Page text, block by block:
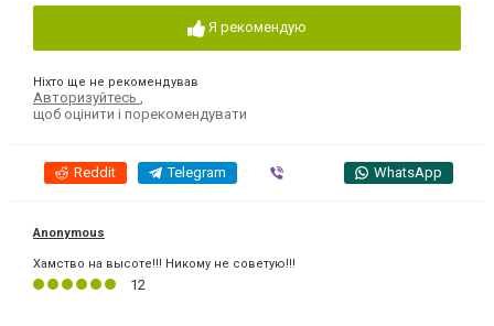
Я рекомендую
Ніхто ще не рекомендував
Авторизуйтесь
щоб оцінити і порекомендувати
Reddit Telegram WhatsApp
Anonymous
Хамство на высоте!!! Никому не советую!!!
12